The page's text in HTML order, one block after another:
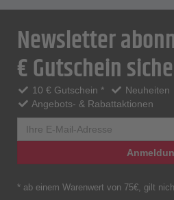
Newsletter
€ Gutschein
10 € Gutschein *
Neuheiten
Angebots- & Rabattaktionen
* ab einem Warenwert von 75€, gilt